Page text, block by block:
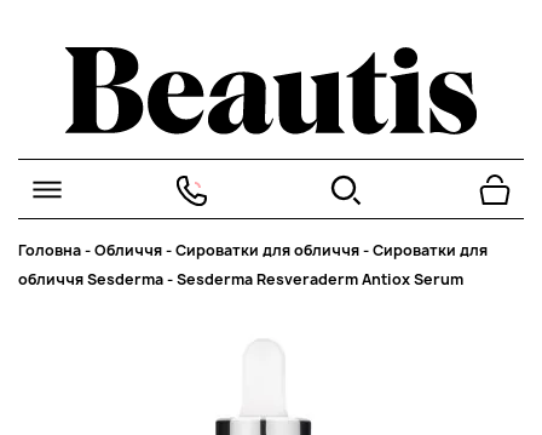
Головна-Обличчя-Сироватки для обличчя-Сироватки для
обличчя Sesderma-Sesderma Resveraderm Antiox Serum